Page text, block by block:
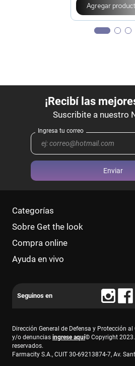
Agregar
Enviar
Categorías
Sobre Get the look
Compra online
Ayuda en vivo
Dirección General de Defensa y Protección
y/o denuncias ingrese aquí© Copyright
reservados.
Farmacity S.A., CUIT 30-69213874-7, Av.